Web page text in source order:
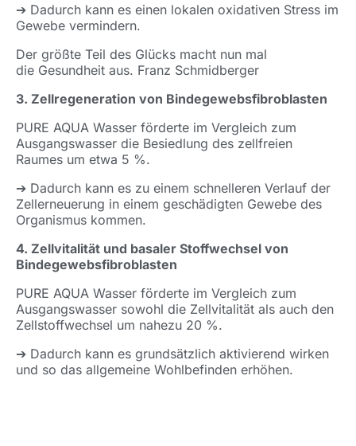
➔ Dadurch kann es einen lokalen oxidativen Stress im
Gewebe vermindern.
Der größte Teil des Glücks macht nun mal
die Gesundheit aus. Franz Schmidberger
3. Zellregeneration von Bindegewebsfibroblasten
PURE AQUA Wasser förderte im Vergleich zum
Ausgangswasser die Besiedlung des zellfreien
Raumes um etwa 5 %.
➔ Dadurch kann es zu einem schnelleren Verlauf der
Zellerneuerung in einem geschädigten Gewebe des
Organismus kommen.
4. Zellvitalität und basaler Stoffwechsel von
Bindegewebsfibroblasten
PURE AQUA Wasser förderte im Vergleich zum
Ausgangswasser sowohl die Zellvitalität als auch den
Zellstoffwechsel um nahezu 20 %.
➔ Dadurch kann es grundsätzlich aktivierend wirken
und so das allgemeine Wohlbefinden erhöhen.